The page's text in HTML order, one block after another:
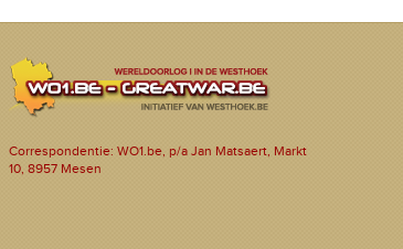
Correspondentie: WO1.be, p/a Jan Matsaert, Markt
10, 8957 Mesen